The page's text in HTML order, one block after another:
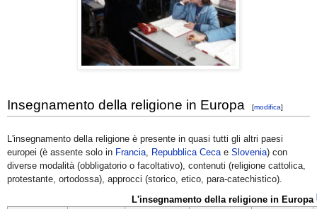
Insegnamento della religione in Europa [modifica]
L'insegnamento della religione è presente in quasi tutti gli altri paesi
europei (è assente solo in Francia Repubblica Ceca e Slovenia) con
diverse modalità (obbligatorio o facoltativo), contenuti (religione cattolica,
protestante, ortodossa), approcci (storico, etico, para-catechistico).
L'insegnamento della religione in Europa